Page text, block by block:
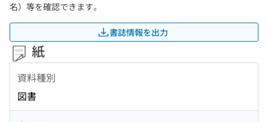
名）等を確認できます。
書誌情報を出力
紙
資料種別
図書